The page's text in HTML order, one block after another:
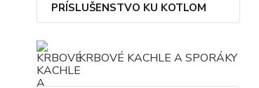
PRÍSLUŠENSTVO KU KOTLOM
KRBOVÉ KACHLE A SPORÁKY